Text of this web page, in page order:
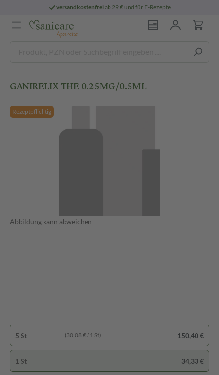
versandkostenfreiab 29 € und für E-Rezepte
GANIRELIX THE 0.25MG/0.5ML
Rezeptpflichtig
Abbildung kann abweichen
5 St (30,08 € / 1 St) 150,40 €
1 St 34,33 €